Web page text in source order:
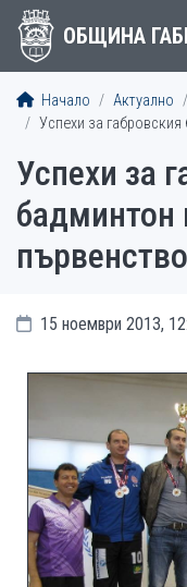
ОБЩИНА
Начало Актуално
Успехи за
Успехи за
бадминтон
първенство
15 ноември 2013,